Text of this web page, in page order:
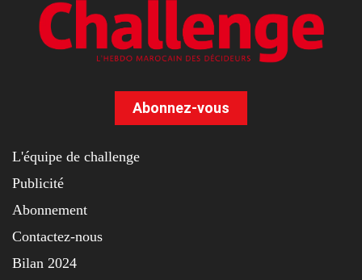
Abonnez-vous
L'équipe de challenge
Publicité
Abonnement
Contactez-nous
Bilan 2024